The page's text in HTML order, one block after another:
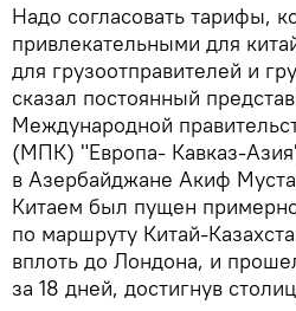
Надо согласовать тарифы,
привлекательными для
для грузоотправителей и
сказал постоянный
Международной
(МПК) "Европа- Кавказ-
в Азербайджане Акиф
Китаем был пущен
по маршруту Китай-
вплоть до Лондона, и
за 18 дней, достигнув